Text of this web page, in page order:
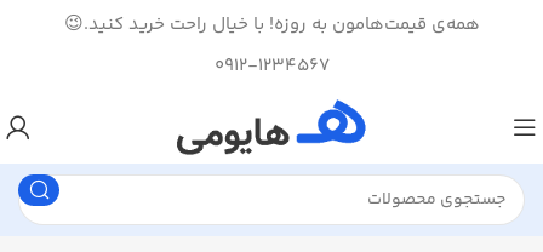
همه‌ی قیمت‌هامون به روزه! با خیال راحت خرید کنید.😉
0912-1234567